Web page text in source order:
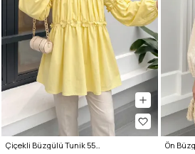
Çiçekli Büzgülü Tunik 5501 - SARI